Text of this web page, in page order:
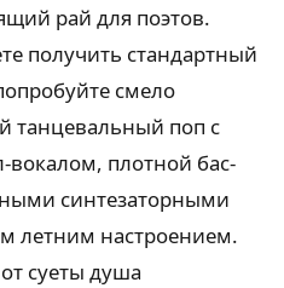
рай для поэтов.
получить стандартный
смело
танцевальный поп с
вокалом, плотной бас-
синтезаторными
летним настроением.
суеты душа